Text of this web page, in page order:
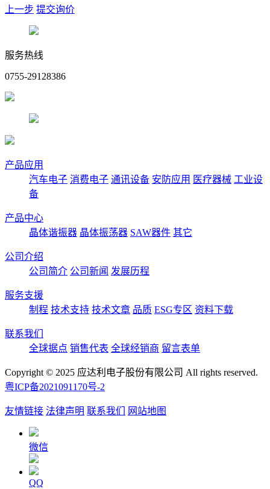
上一步 提交询价
服务热线
0755-29128386
产品应用
汽车电子 消费电子 通讯设备 安防应用 医疗器械 工业设
备
产品中心
晶体谐振器 晶体振荡器 SAW器件 其它
公司介绍
公司简介 公司新闻 发展历程
服务支援
制程 技术支持 技术文章 品质 ESG专区 资料下载
联系我们
全球据点 销售代表 全球经销商 留言表单
Copyright © 2025 应达利电子股份有限公司 All rights reserved.
粤ICP备2021091170号-2
友情链接 法律声明 联系我们 网站地图
微信
QQ